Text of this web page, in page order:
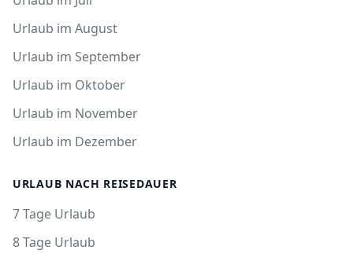
Urlaub im August
Urlaub im September
Urlaub im Oktober
Urlaub im November
Urlaub im Dezember
URLAUB NACH REISEDAUER
7 Tage Urlaub
8 Tage Urlaub